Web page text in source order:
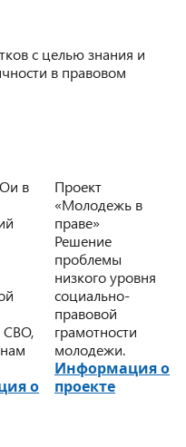
с целью знания и
в правовом
в
СВО,
о
Проект
«Молодежь в
праве»
Решение
проблемы
низкого уровня
социально-
правовой
грамотности
молодежи.
Информация о
проекте